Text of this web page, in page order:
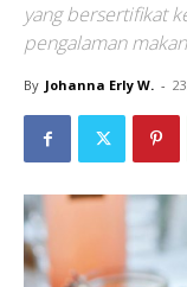
yang bersertifikat
pengalaman
By Johanna Erly W. -